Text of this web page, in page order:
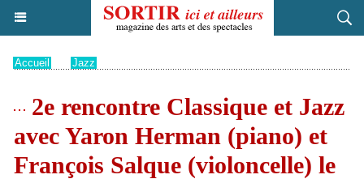
Accueil Jazz
2e rencontre Classique et Jazz
avec Yaron Herman (piano) et
François Salque (violoncelle) le